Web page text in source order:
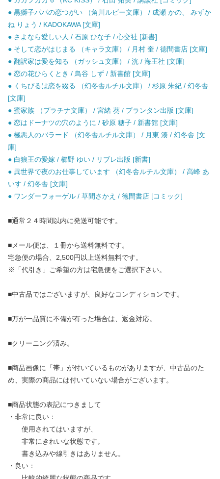
● 黒獅子パパの恋つがい （角川ルビー文庫） / 成瀬 かの、 みずか
ね りょう / KADOKAWA [文庫]
● さよなら愛しい人 / 石原 ひな子 / 心交社 [新書]
● そして恋がはじまる （キャラ文庫） / 月村 奎 / 徳間書店 [文庫]
● 翻訳家は愛を知る （ガッシュ文庫） / 洸 / 海王社 [文庫]
● 恋の花ひらくとき / 鳥谷 しず / 新書館 [文庫]
● くちびるは恋を綴る （幻冬舎ルチル文庫） / 杉原 朱紀 / 幻冬舎
[文庫]
● 蜜家族 （プラチナ文庫） / 宮緒 葵 / プランタン出版 [文庫]
● 恋はドーナツの穴のように / 砂原 糖子 / 新書館 [文庫]
● 極悪人のバラード （幻冬舎ルチル文庫） / 月東 湊 / 幻冬舎 [文
庫]
● 白狼王の愛嫁 / 櫛野 ゆい / リブレ出版 [新書]
● 異世界で夜のお仕事しています （幻冬舎ルチル文庫） / 高峰 あ
いす / 幻冬舎 [文庫]
● ワンダーフォーゲル / 草間さかえ / 徳間書店 [コミック]
■通常２４時間以内に発送可能です。
■メール便は、１冊から送料無料です。
宅急便の場合、2,500円以上送料無料です。
※「代引き」ご希望の方は宅急便をご選択下さい。
■中古品ではございますが、良好なコンディションです。
■万が一品質に不備が有った場合は、返金対応。
■クリーニング済み。
■商品画像に「帯」が付いているものがありますが、中古品のた
め、実際の商品には付いていない場合がございます。
■商品状態の表記につきまして
・非常に良い：
使用されてはいますが、
非常にきれいな状態です。
書き込みや線引きはありません。
・良い：